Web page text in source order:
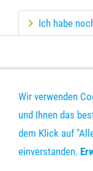
Ich habe
DRUCKDATEN-
Wir verwenden
und Ihnen das
dem Klick auf
einverstanden.